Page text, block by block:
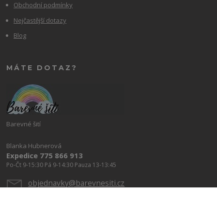
Obchodní podmínky
Nejčastější dotazy
Blog
MÁTE DOTAZ?
Barevné šití
Blanka Hubnerová
Expedice 775 866 913
Po-Čt 9-15:30 Pá 9-14:30 Pauza 13-13:45
objednavky@barevnesiti.cz